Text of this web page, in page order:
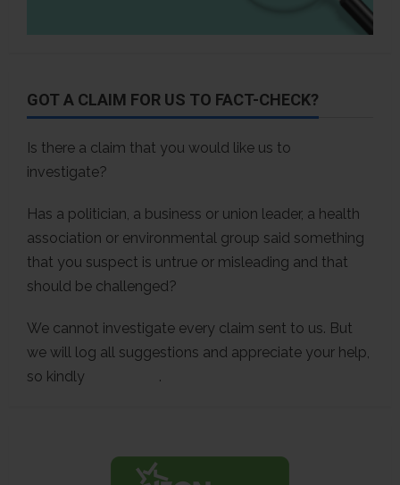
GOT A CLAIM FOR US TO FACT-CHECK?
Is there a claim that you would like us to
investigate?
Has a politician, a business or union leader, a health
association or environmental group said something
that you suspect is untrue or misleading and that
should be challenged?
We cannot investigate every claim sent to us. But
we will log all suggestions and appreciate your help,
so kindly
.